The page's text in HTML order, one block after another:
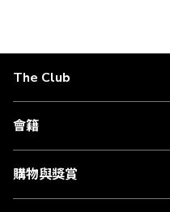
The Club
關於 The Club
合作夥伴
媒體中心
會籍
會籍及專屬禮遇
賺取積分
購物與獎賞
物流與配送